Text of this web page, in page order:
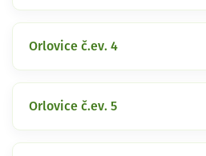
Orlovice č.ev. 4
Orlovice č.ev. 5